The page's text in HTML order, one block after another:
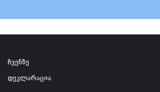
ჩვენზე
დეკლარაცია